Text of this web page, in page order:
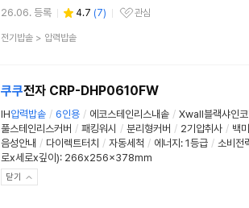
26.06. 등록
4.7 (7)
관심상품
관심
상
전기밥솥> 압력밥솥
쿠쿠전자 CRP-DHP0610FW
IH압력밥솥 / 6인용 / 에코스테인리스내솥 / Xwall블랙샤인코
풀스테인리스커버 / 패킹워시 / 분리형커버 / 2기압취사 / 백
음성안내 / 다이렉트터치 / 자동세척 / 에너지 : 1등급 / 소비전
로x세로x깊이): 266x256x378mm
닫기